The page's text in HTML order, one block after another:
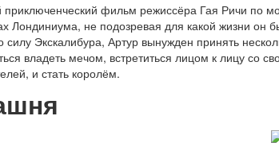
фильм режиссёра Гая Ричи по
не подозревая для какой жизни он
Экскалибура, Артур вынужден принять
владеть мечом, встретиться лицом к лицу со
и стать королём.